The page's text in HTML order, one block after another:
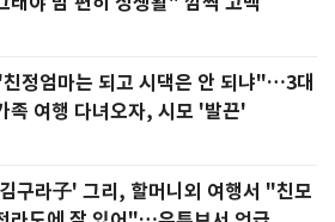
정엄마는 되고 시댁은 안 되냐"…3대
족 여행 다녀오자, 시모 '발끈'
구라子' 그리, 할머니외 여행서 "친모